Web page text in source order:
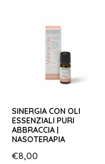
SINERGIA CON OLI
ESSENZIALI PURI
ABBRACCIA |
NASOTERAPIA
€8,00